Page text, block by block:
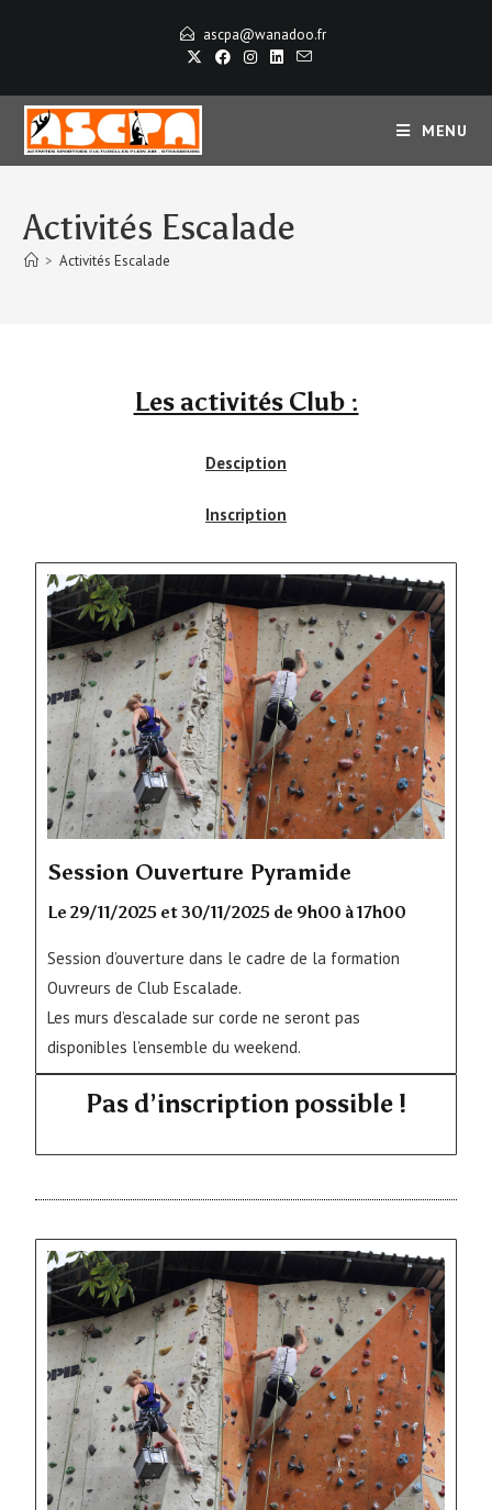
ascpa@wanadoo.fr
MENU
Activités Escalade
> Activités Escalade
Les activités Club :
Desciption
Inscription
Session Ouverture Pyramide
Le 29/11/2025 et 30/11/2025 de 9h00 à 17h00
Session d’ouverture dans le cadre de la formation
Ouvreurs de Club Escalade.
Les murs d’escalade sur corde ne seront pas
disponibles l’ensemble du weekend.
Pas d’inscription possible !